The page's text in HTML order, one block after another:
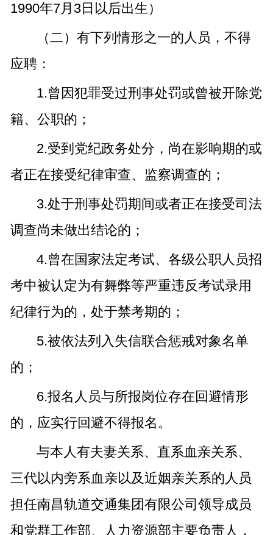
1990年7月3日以后出生）
（二）有下列情形之一的人员，不得
应聘：
1.曾因犯罪受过刑事处罚或曾被开除党
籍、公职的；
2.受到党纪政务处分，尚在影响期的或
者正在接受纪律审查、监察调查的；
3.处于刑事处罚期间或者正在接受司法
调查尚未做出结论的；
4.曾在国家法定考试、各级公职人员招
考中被认定为有舞弊等严重违反考试录用
纪律行为的，处于禁考期的；
5.被依法列入失信联合惩戒对象名单
的；
6.报名人员与所报岗位存在回避情形
的，应实行回避不得报名。
与本人有夫妻关系、直系血亲关系、
三代以内旁系血亲以及近姻亲关系的人员
担任南昌轨道交通集团有限公司领导成员
和党群工作部、人力资源部主要负责人，